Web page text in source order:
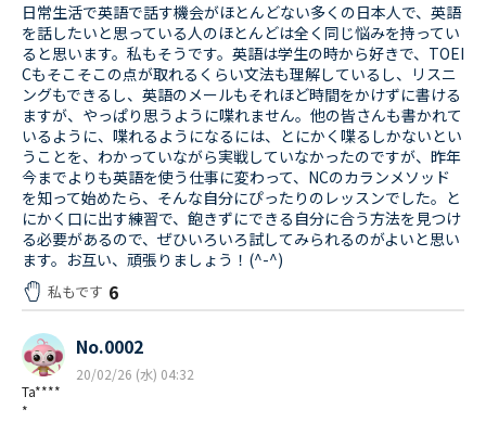
日常生活で英語で話す機会がほとんどない多くの日本人で、英語
を話したいと思っている人のほとんどは全く同じ悩みを持ってい
ると思います。私もそうです。英語は学生の時から好きで、TOEI
Cもそこそこの点が取れるくらい文法も理解しているし、リスニ
ングもできるし、英語のメールもそれほど時間をかけずに書ける
ますが、やっぱり思うように喋れません。他の皆さんも書かれて
いるように、喋れるようになるには、とにかく喋るしかないとい
うことを、わかっていながら実戦していなかったのですが、昨年
今までよりも英語を使う仕事に変わって、NCのカランメソッド
を知って始めたら、そんな自分にぴったりのレッスンでした。と
にかく口に出す練習で、飽きずにできる自分に合う方法を見つけ
る必要があるので、ぜひいろいろ試してみられるのがよいと思い
ます。お互い、頑張りましょう！(^-^)
私もです 6
Ta****
*
No.0002
20/02/26 (水) 04:32